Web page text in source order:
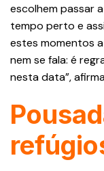
escolhem passar
tempo perto e
estes momentos
nem se fala: é
nesta data”,